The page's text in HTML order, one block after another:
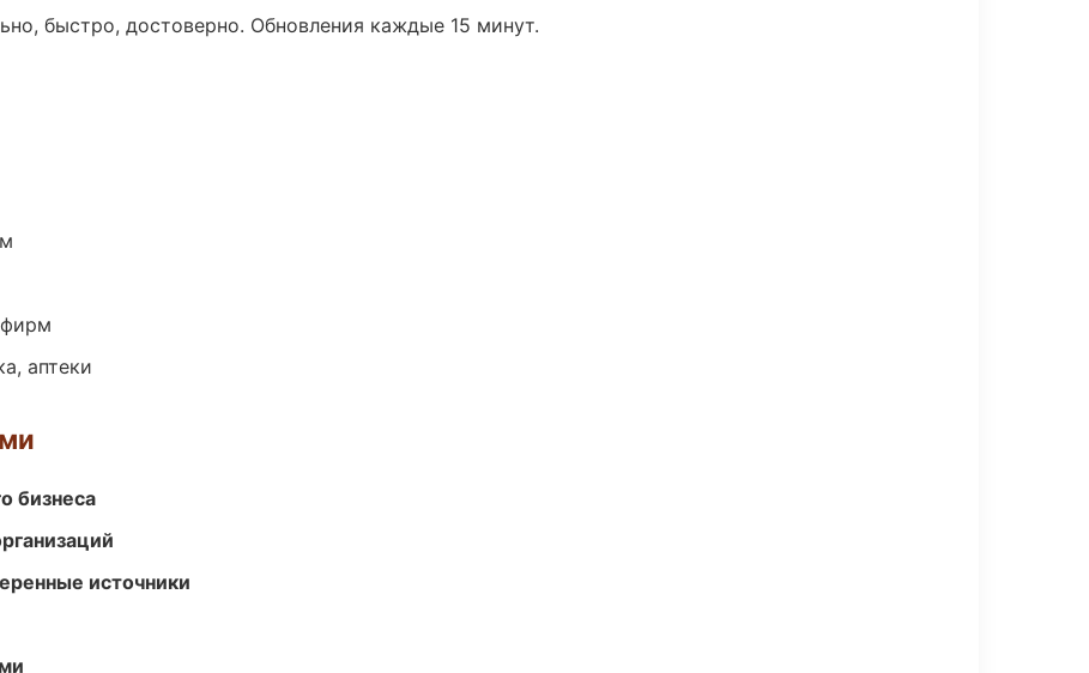
быстро, достоверно. Обновления каждые 15 минут.
аптеки
бизнеса
источники